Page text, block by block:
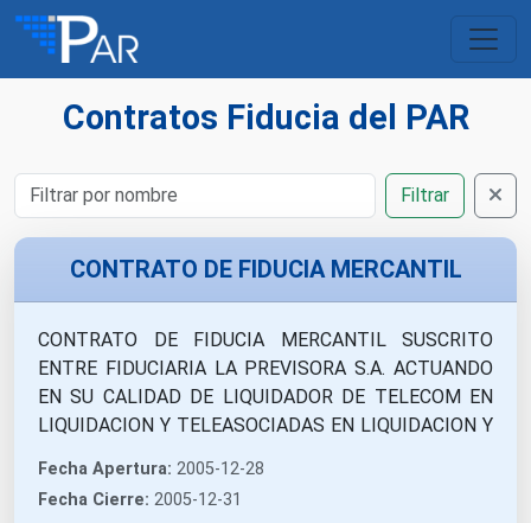
Contratos Fiducia del PAR
Filtrar
CONTRATO DE FIDUCIA MERCANTIL
CONTRATO DE FIDUCIA MERCANTIL SUSCRITO
ENTRE FIDUCIARIA LA PREVISORA S.A. ACTUANDO
EN SU CALIDAD DE LIQUIDADOR DE TELECOM EN
LIQUIDACION Y TELEASOCIADAS EN LIQUIDACION Y
CONFORMADO POR FIDUAGRARIA SA. Y FIDUCIARIA
POPULAR S A. PARA LA CONSTITUCION DEL
Fecha Apertura: 2005-12-28
Fecha Cierre: 2005-12-31